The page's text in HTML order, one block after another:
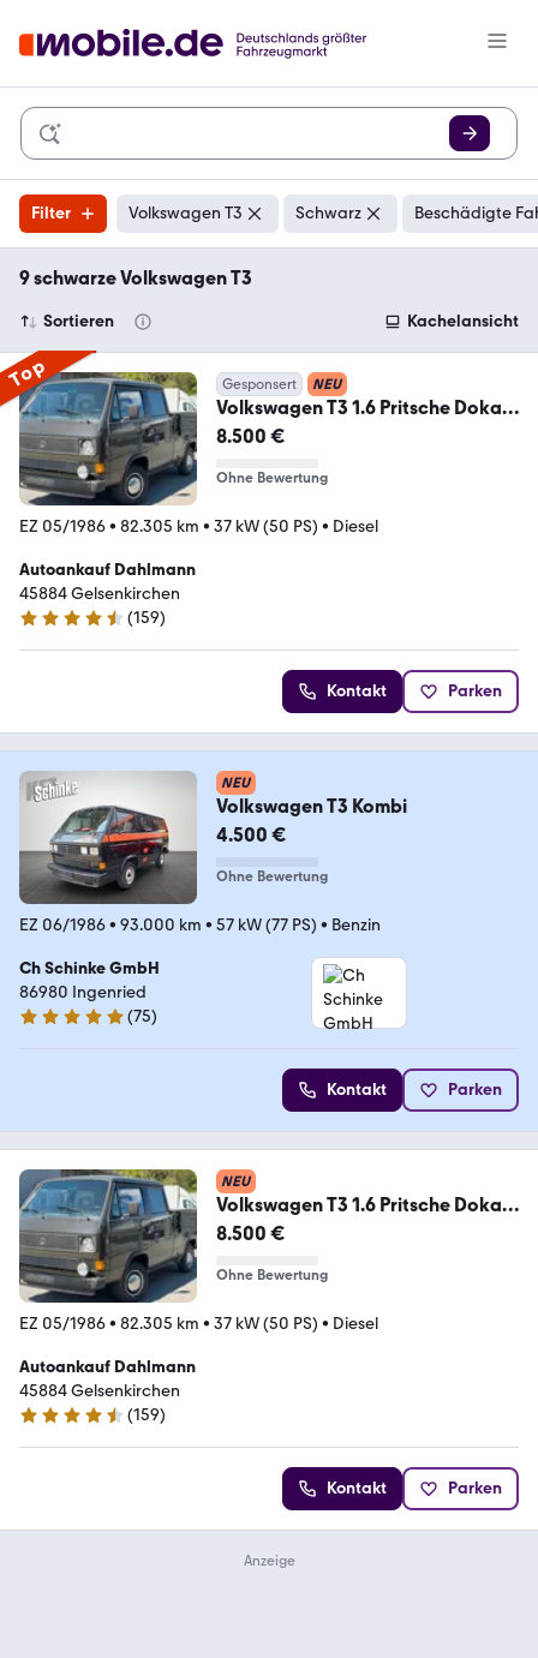
Filter Volkswagen T3 Schwarz Beschädigte
9 schwarze Volkswagen T3
Sortieren Kachelansicht
Top Gesponsert NEU
Volkswagen T3 1.6 Pritsche Doka
~H-ZULASSUNG~
8.500 €
Ohne Bewertung
EZ 05/1986• 82.305 km • 37 kW (50 PS) • Diesel
Autoankauf Dahlmann
45884 Gelsenkirchen
4.7 Sterne
(159)
Kontakt Parken
NEU
Volkswagen T3 Kombi
4.500 €
Ohne Bewertung
EZ 06/1986• 93.000 km • 57 kW (77 PS) • Benzin
Ch Schinke GmbH
86980 Ingenried
4.9 Sterne
(75)
Kontakt Parken
NEU
Volkswagen T3 1.6 Pritsche Doka
~H-ZULASSUNG~
8.500 €
Ohne Bewertung
EZ 05/1986• 82.305 km • 37 kW (50 PS) • Diesel
Autoankauf Dahlmann
45884 Gelsenkirchen
4.7 Sterne
(159)
Kontakt Parken